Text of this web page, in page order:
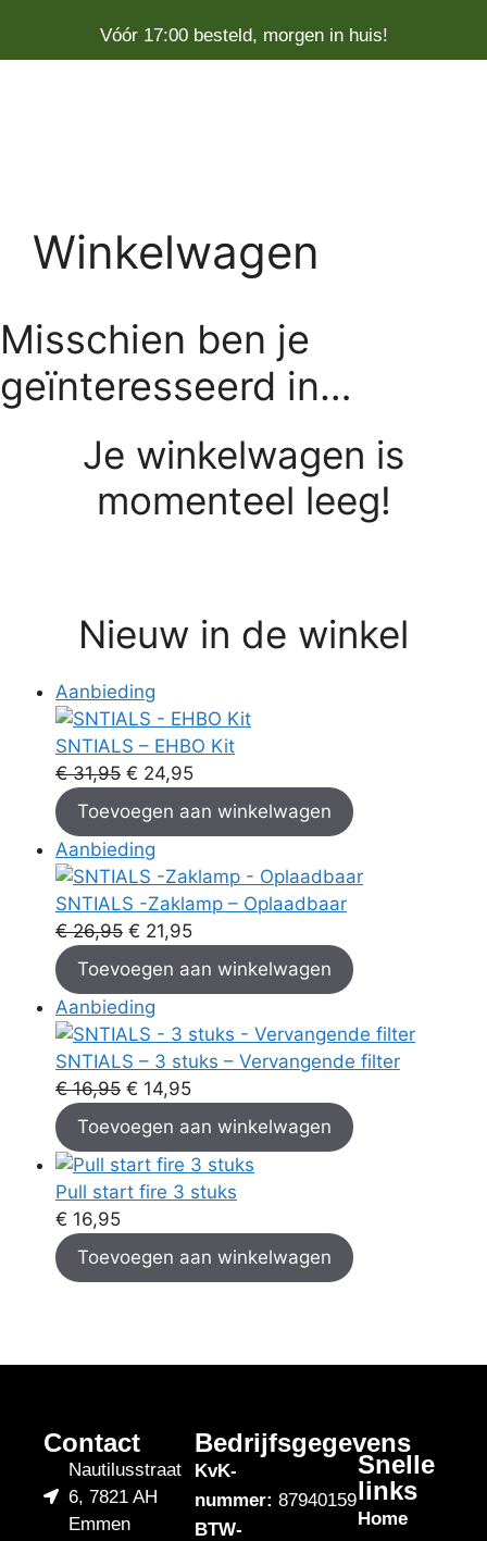
Vóór 17:00 besteld, morgen in huis!
Winkelwagen
Misschien ben je
geïnteresseerd in…
Je winkelwagen is
momenteel leeg!
Nieuw in de winkel
Aanbieding
SNTIALS – EHBO Kit
€31,95 € 24,95
Toevoegen aan winkelwagen
Aanbieding
SNTIALS -Zaklamp – Oplaadbaar
€26,95 € 21,95
Toevoegen aan winkelwagen
Aanbieding
SNTIALS – 3 stuks – Vervangende filter
€16,95 € 14,95
Toevoegen aan winkelwagen
Pull start fire 3 stuks
€ 16,95
Toevoegen aan winkelwagen
Contact
Nautilusstraat
6, 7821 AH
Emmen
Bedrijfsgegevens
KvK-
nummer: 87940159
BTW-
Snelle
links
Home